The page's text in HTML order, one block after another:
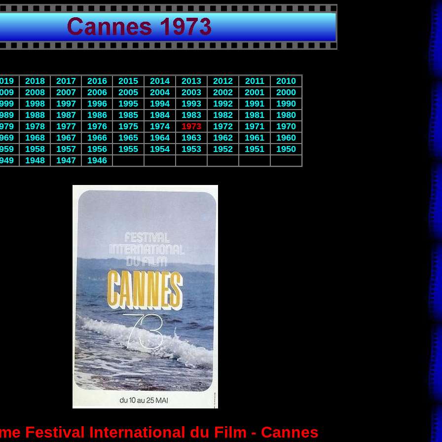
2018 2017 2016 2015 2014 2013 2012 2011
2010
2008 2007 2006 2005 2004 2003 2002 2001
2000
1998 1997 1996 1995 1994 1993 1992 1991
1990
1988 1987 1986 1985 1984 1983 1982 1981
1980
1978 1977 1976 1975 1974 1973 1972 1971
1970
1968 1967 1966 1965 1964 1963 1962 1961
1960
1958 1957 1956 1955 1954 1953 1952 1951
1950
1948 1947 1946
Festival International du Film - Cannes